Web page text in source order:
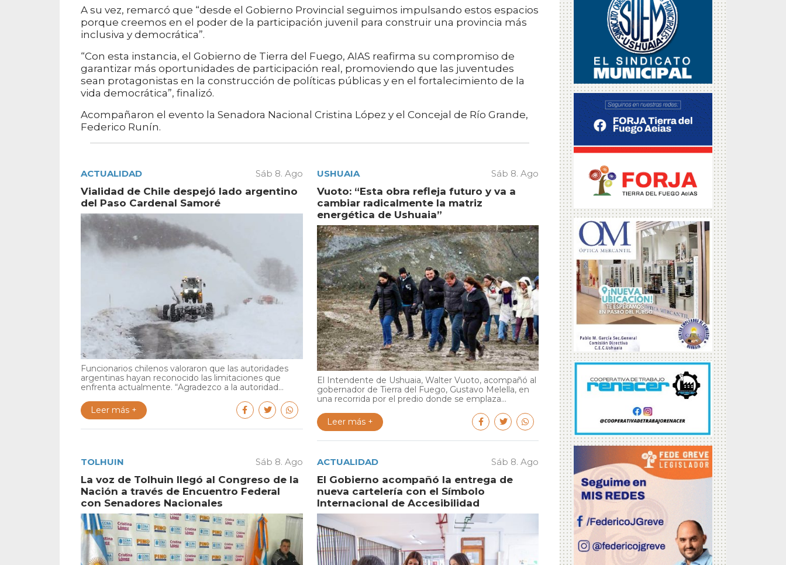
A su vez, remarcó que “desde el Gobierno Provincial seguimos impulsando estos espacios
porque creemos en el poder de la participación juvenil para construir una provincia más
inclusiva y democrática”.
“Con esta instancia, el Gobierno de Tierra del Fuego, AIAS reafirma su compromiso de
garantizar más oportunidades de participación real, promoviendo que las juventudes
sean protagonistas en la construcción de políticas públicas y en el fortalecimiento de la
vida democrática”, finalizó.
Acompañaron el evento la Senadora Nacional Cristina López y el Concejal de Río Grande,
Federico Runín.
ACTUALIDAD Sáb 8. Ago
Vialidad de Chile despejó lado argentino
del Paso Cardenal Samoré
Funcionarios chilenos valoraron que las autoridades
argentinas hayan reconocido las limitaciones que
enfrenta actualmente. “Agradezco a la autoridad...
Leer más +
USHUAIA Sáb 8. Ago
Vuoto: “Esta obra refleja futuro y va a
cambiar radicalmente la matriz
energética de Ushuaia”
El Intendente de Ushuaia, Walter Vuoto, acompañó al
gobernador de Tierra del Fuego, Gustavo Melella, en
una recorrida por el predio donde se emplaza...
Leer más +
TOLHUIN Sáb 8. Ago
La voz de Tolhuin llegó al Congreso de la
Nación a través de Encuentro Federal
con Senadores Nacionales
ACTUALIDAD Sáb 8. Ago
El Gobierno acompañó la entrega de
nueva cartelería con el Símbolo
Internacional de Accesibilidad